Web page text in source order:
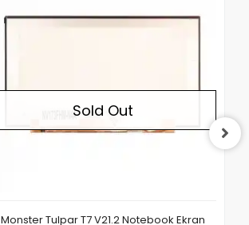
Sold Out
Monster Tulpar T7 V21.2 Notebook Ekran